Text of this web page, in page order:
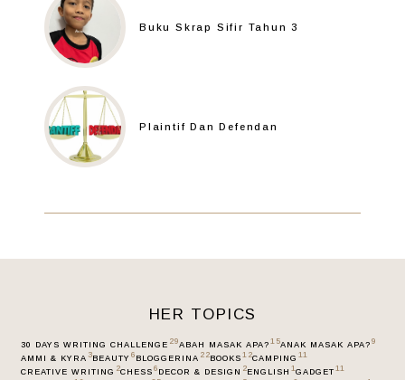
Buku Skrap Sifir Tahun 3
Plaintif Dan Defendan
HER TOPICS
30 DAYS WRITING CHALLENGE 29ABAH MASAK APA? 15ANAK MASAK APA? 9
AMMI & KYRA 3BEAUTY 6 BLOGGERINA 22BOOKS 12CAMPING 11
CREATIVE WRITING 2CHESS 6 DECOR & DESIGN 2ENGLISH 1GADGET 11